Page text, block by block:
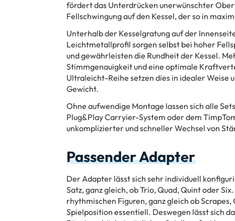
fördert das Unterdrücken unerwünschter
Fellschwingung auf den Kessel, der so in
Unterhalb der Kesselgratung auf der
Leichtmetallprofil sorgen selbst bei hoher
und gewährleisten die Rundheit der Kessel.
Stimmgenauigkeit und eine optimale
Ultraleicht-Reihe setzen dies in idealer Weise
Gewicht.
Ohne aufwendige Montage lassen sich alle
Plug&Play Carryier-System oder dem
unkomplizierter und schneller Wechsel von
Passender Adapter
Der Adapter lässt sich sehr individuell
Satz, ganz gleich, ob Trio, Quad, Quint oder
rhythmischen Figuren, ganz gleich ob
Spielposition essentiell. Deswegen lässt sich